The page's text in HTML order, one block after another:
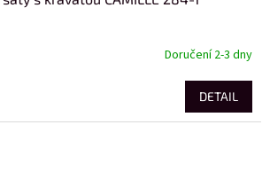
Doručení 2-3 dny
DETAIL